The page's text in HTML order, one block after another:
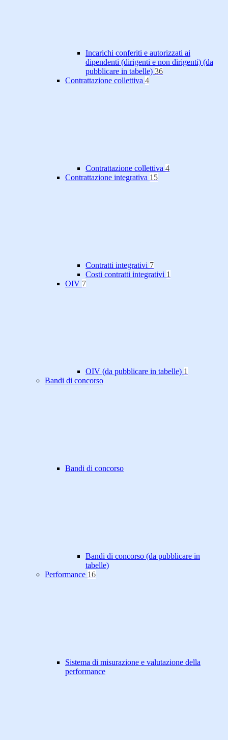
Incarichi conferiti e autorizzati ai
dipendenti (dirigenti e non dirigenti) (da
pubblicare in tabelle) 36
Contrattazione collettiva 4
Contrattazione collettiva 4
Contrattazione integrativa 15
Contratti integrativi 7
Costi contratti integrativi 1
OIV 7
OIV (da pubblicare in tabelle) 1
Bandi di concorso
Bandi di concorso
Bandi di concorso (da pubblicare in
tabelle)
Performance 16
Sistema di misurazione e valutazione della
performance